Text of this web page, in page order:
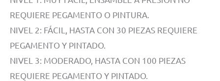
REQUIERE PEGAMENTO O PINTURA.
NIVEL 2: FÁCIL, HASTA CON 30 PIEZAS REQUIERE
PEGAMENTO Y PINTADO.
NIVEL 3: MODERADO, HASTA CON 100 PIEZAS
REQUIERE PEGAMENTO Y PINTADO.